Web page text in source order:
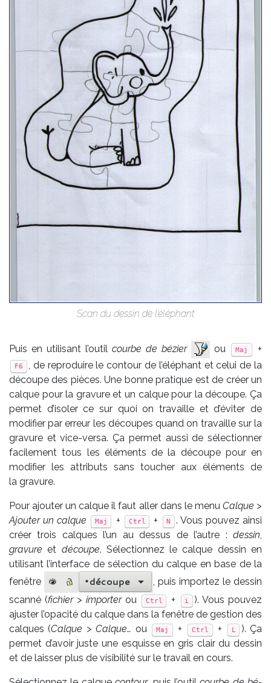
Scan du des­sin de l’élé­phant
Puis en utilisant l’outilcourbe de bézier ou Maj +
F6
, de reproduire le contour de l’éléphant et celui de la
découpe des pièces. Une bonne pratique est de créer un
calque pour la gravure et un calque pour la découpe. Ça
permet d’isoler ce sur quoi on travaille et d’éviter de
modifier par erreur les découpes quand on travaille sur la
gravure et vice-versa. Ça permet aussi de sélectionner
facilement tous les éléments de la découpe pour en
modifier les attributs sans toucher aux éléments de
la gravure.
Pour ajouter un calque il faut aller dans le menu Calque >
Ajouter un calque
Maj + Ctrl + N
. Vous pouvez ainsi
créer trois calques l’un au dessus de l’autre : dessin,
gravure et découpe. Sélectionnez le calque dessin en
utilisant l’interface de sélection du calque en base de la
fenêtre
, puis importez le dessin
scanné (fichier > importerou Ctrl + i
). Vous pouvez
ajuster l’opacité du calque dans la fenêtre de gestion des
calques (Calque > Calque… ou Maj + Ctrl + L
). Ça
permet d’avoir juste une esquisse en gris clair du dessin
et de laisser plus de visibilité sur le travail en cours.